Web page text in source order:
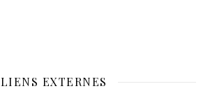
LIENS EXTERNES